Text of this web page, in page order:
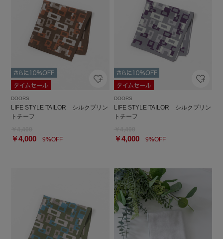
DOORS
LIFE STYLE TAILOR シルクプリン
トチーフ
￥4,000 9%OFF
DOORS
LIFE STYLE TAILOR シルクプリン
トチーフ
￥4,0009%OFF